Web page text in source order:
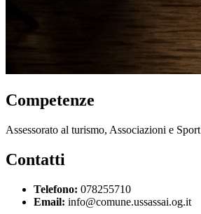
Competenze
Assessorato al turismo, Associazioni e Sport
Contatti
Telefono: 078255710
Email: info@comune.ussassai.og.it